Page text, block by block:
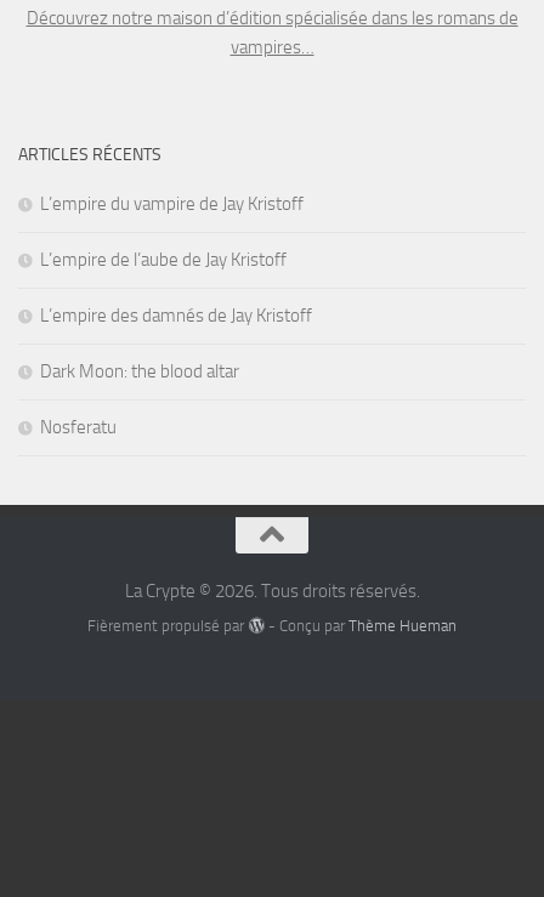
Découvrez notre maison d’édition spécialisée dans les romans de
vampires…
ARTICLES RÉCENTS
L’empire du vampire de Jay Kristoff
L’empire de l’aube de Jay Kristoff
L’empire des damnés de Jay Kristoff
Dark Moon: the blood altar
Nosferatu
La Crypte © 2026. Tous droits réservés.
Fièrement propulsé par - Conçu par Thème Hueman